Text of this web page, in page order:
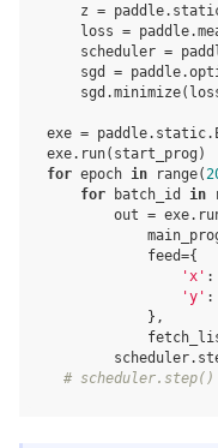
z = paddle.
loss = paddle.
scheduler =
sgd
= paddle.
sgd .minimize(
exe = paddle. static.
exe. run( start_prog )
for epoch in range(
for
batch_id in
out = exe.
feed={
'x' :
'y' :
},
scheduler.
#